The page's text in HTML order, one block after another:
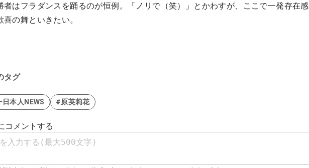
者はフラダンスを踊るのが恒例。「ノリで（笑）」とかわすが、ここで一発存在感
喜の舞といきたい。
タグ
本人NEWS #原英莉花